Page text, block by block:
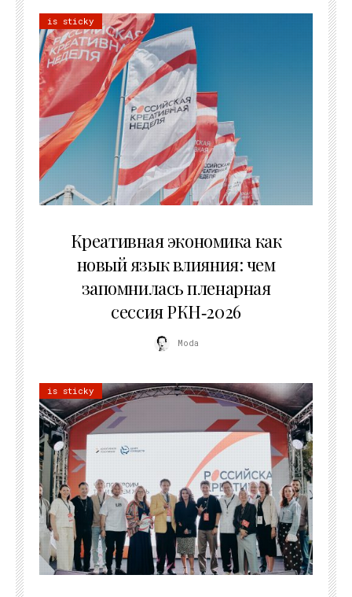
is sticky
Креативная экономика как
новый язык влияния: чем
запомнилась пленарная
сессия РКН‑2026
Moda
is sticky